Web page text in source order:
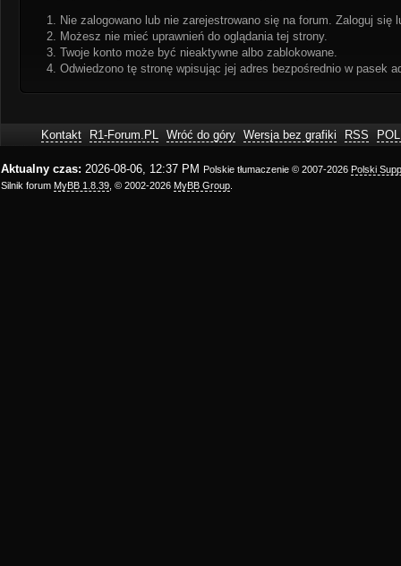
Nie zalogowano lub nie zarejestrowano się na forum. Zaloguj się
Możesz nie mieć uprawnień do oglądania tej strony.
Twoje konto może być nieaktywne albo zablokowane.
Odwiedzono tę stronę wpisując jej adres bezpośrednio w pasek
Kontakt R1-Forum.PL Wróć do góry Wersja bez grafiki RSS
Aktualny czas: 2026-08-06, 12:37 PM Polskie tłumaczenie © 2007-2026 Polski
Silnik forum MyBB 1.8.39 , © 2002-2026 MyBB Group